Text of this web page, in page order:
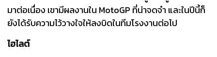
มาต่อเนื่อง เขามีผลงานใน MotoGP ที่น่าจดจำ และในปีนี้ก็
ยังได้รับความไว้วางใจให้ลงบิดในทีมโรงงานต่อไป
ไฮไลต์